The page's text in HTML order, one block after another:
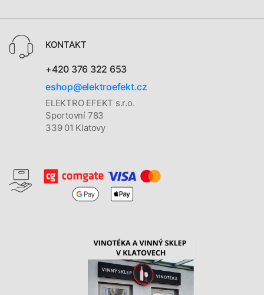
KONTAKT
+420 376 322 653
eshop@elektroefekt.cz
ELEKTRO EFEKT s.r.o.
Sportovní 783
339 01 Klatovy